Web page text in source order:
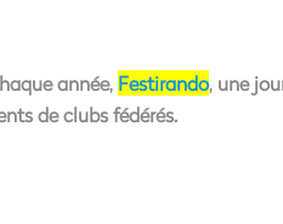
année, Festirando, une
de clubs fédérés.